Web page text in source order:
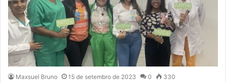
Maxsuel Bruno 15 de setembro de 2023 0 330